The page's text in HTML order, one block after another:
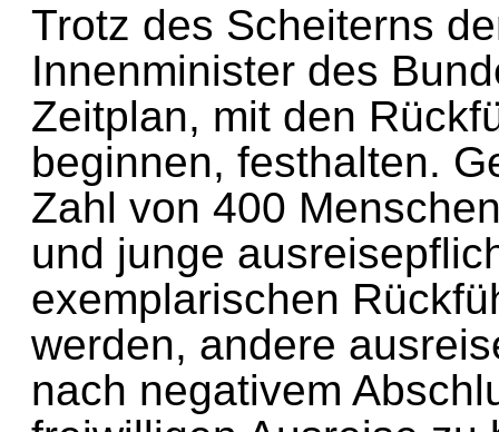
Trotz des Scheiterns
Innenminister des
Zeitplan, mit den
beginnen, festhalten.
Zahl von 400
und junge
exemplarischen
werden, andere
nach negativem